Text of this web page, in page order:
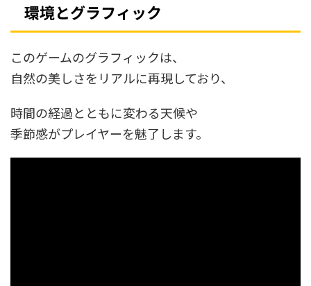
環境とグラフィック
このゲームのグラフィックは、
自然の美しさをリアルに再現しており、
時間の経過とともに変わる天候や
季節感がプレイヤーを魅了します。